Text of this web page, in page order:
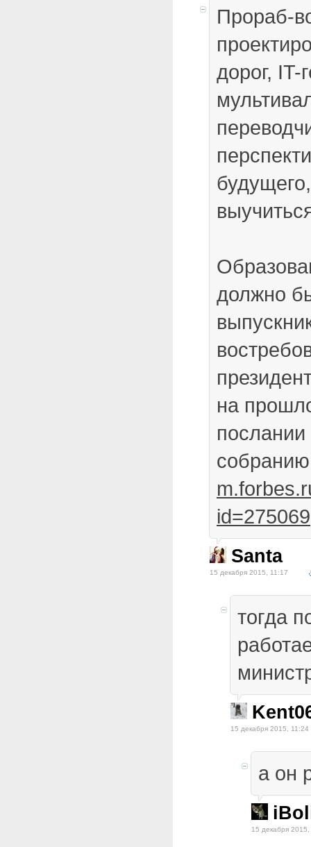
Прораб-
дорог, IT-
должно
на
id=275069
Santa
15 декабря 2015, 11:17
тогда
15 декабря 2015, 11:24
а он
15 декабря